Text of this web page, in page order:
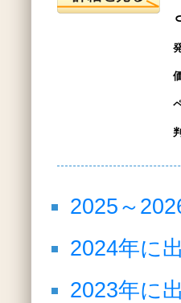
2025～
2024年に
2023年に